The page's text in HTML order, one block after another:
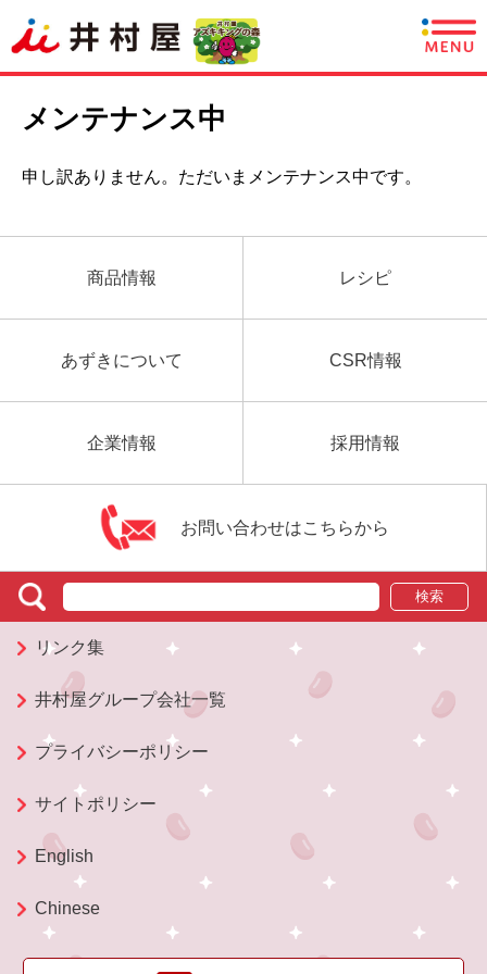
商品情報
CSR情報
企業情報
Chinese
メンテナンス中
申し訳ありません。ただいまメンテナンス中です。
商品情報 レシピ
あずきについて CSR情報
企業情報 採用情報
お問い合わせはこちらから
検索
リンク集
井村屋グループ会社一覧
プライバシーポリシー
サイトポリシー
English
Chinese